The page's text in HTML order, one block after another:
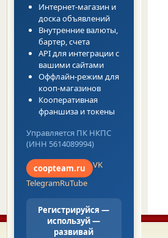
Интернет-магазин и
доска объявлений
Внутренние валюты,
бартер, счета
API для интеграции с
вашими сайтами
Оффлайн-режим для
кооп-магазинов
Кооперативная
франшиза и токены
Управляется ПК НКПС
(ИНН 5614089994)
coopteam.ru
VK
TelegramRuTube
Регистрируйся —
используй —
развивай